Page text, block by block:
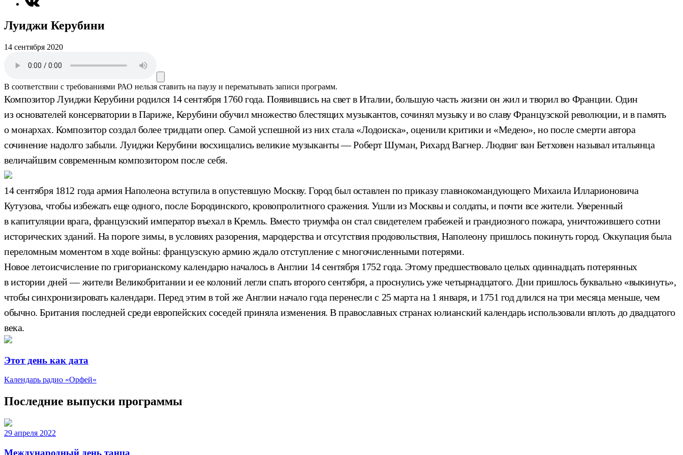
Луиджи Керубини
14 сентября 2020
В соответствии с требованиями РАО нельзя ставить на паузу и перематывать записи программ.
Композитор Луиджи Керубини родился 14 сентября 1760 года. Появившись на свет в Италии, большую часть жизни он жил и творил во Франции. Один
из основателей консерватории в Париже, Керубини обучил множество блестящих музыкантов, сочинял музыку и во славу Французской революции, и в память
о монархах. Композитор создал более тридцати опер. Самой успешной из них стала «Лодоиска», оценили критики и «Медею», но после смерти автора
сочинение надолго забыли. Луиджи Керубини восхищались великие музыканты — Роберт Шуман, Рихард Вагнер. Людвиг ван Бетховен называл итальянца
величайшим современным композитором после себя.
14 сентября 1812 года армия Наполеона вступила в опустевшую Москву. Город был оставлен по приказу главнокомандующего Михаила Илларионовича
Кутузова, чтобы избежать еще одного, после Бородинского, кровопролитного сражения. Ушли из Москвы и солдаты, и почти все жители. Уверенный
в капитуляции врага, французский император въехал в Кремль. Вместо триумфа он стал свидетелем грабежей и грандиозного пожара, уничтожившего сотни
исторических зданий. На пороге зимы, в условиях разорения, мародерства и отсутствия продовольствия, Наполеону пришлось покинуть город. Оккупация была
переломным моментом в ходе войны: французскую армию ждало отступление с многочисленными потерями.
Новое летоисчисление по григорианскому календарю началось в Англии 14 сентября 1752 года. Этому предшествовало целых одиннадцать потерянных
в истории дней — жители Великобритании и ее колоний легли спать второго сентября, а проснулись уже четырнадцатого. Дни пришлось буквально «выкинуть»,
чтобы синхронизировать календари. Перед этим в той же Англии начало года перенесли с 25 марта на 1 января, и 1751 год длился на три месяца меньше, чем
обычно. Британия последней среди европейских соседей приняла изменения. В православных странах юлианский календарь использовали вплоть до двадцатого
века.
Этот день как дата
Календарь радио «Орфей»
Последние выпуски программы
29 апреля 2022
Международный день танца